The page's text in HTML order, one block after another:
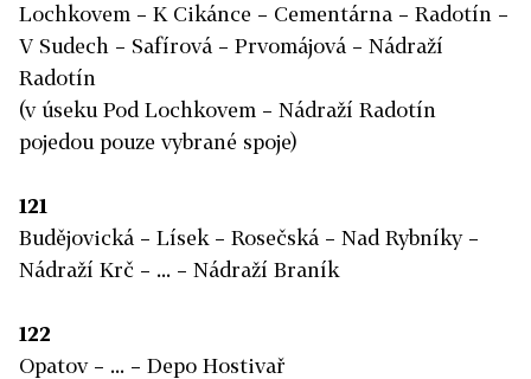
Lochkovem – K Cikánce – Cementárna – Radotín –
V Sudech – Safírová – Prvomájová – Nádraží
Radotín
(v úseku Pod Lochkovem – Nádraží Radotín
pojedou pouze vybrané spoje)
121
Budějovická – Lísek – Rosečská – Nad Rybníky –
Nádraží Krč – ... – Nádraží Braník
122
Opatov – ... – Depo Hostivař